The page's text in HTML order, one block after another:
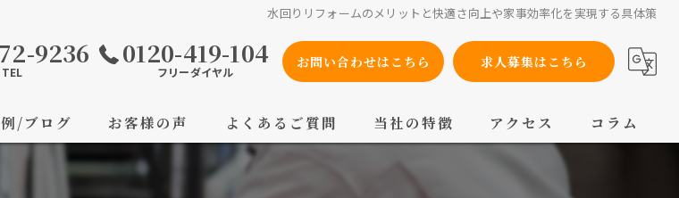
水回りリフォームのメリットと快適さ向上や家事効率化を実現する具体策
9236
TEL
0120-419-104
フリーダイヤル
お問い合わせはこちら 求人募集はこちら
/ブログ お客様の声 よくあるご質問 当社の特徴 アクセス コラム